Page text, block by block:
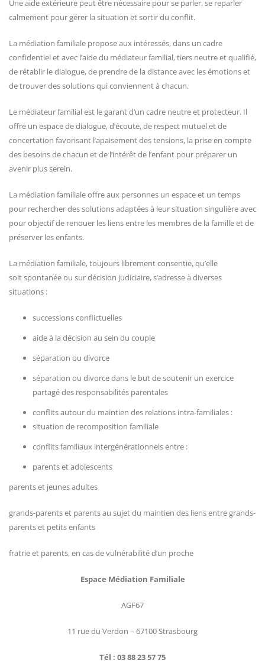
Une aide extérieure peut être nécessaire pour se parler, se reparler
calmement pour gérer la situation et sortir du conflit.
La médiation familiale propose aux intéressés, dans un cadre
confidentiel et avec l’aide du médiateur familial, tiers neutre et qualifié,
de rétablir le dialogue, de prendre de la distance avec les émotions et
de trouver des solutions qui conviennent à chacun.
Le médiateur familial est le garant d’un cadre neutre et protecteur. Il
offre un espace de dialogue, d’écoute, de respect mutuel et de
concertation favorisant l’apaisement des tensions, la prise en compte
des besoins de chacun et de l’intérêt de l’enfant pour préparer un
avenir plus serein.
La médiation familiale offre aux personnes un espace et un temps
pour rechercher des solutions adaptées à leur situation singulière avec
pour objectif de renouer les liens entre les membres de la famille et de
préserver les enfants.
La médiation familiale, toujours librement consentie, qu’elle
soit spontanée ou sur décision judiciaire, s’adresse à diverses
situations :
successions conflictuelles
aide à la décision au sein du couple
séparation ou divorce
séparation ou divorce dans le but de soutenir un exercice
partagé des responsabilités parentales
conflits autour du maintien des relations intra-familiales :
situation de recomposition familiale
conflits familiaux intergénérationnels entre :
parents et adolescents
parents et jeunes adultes
grands-parents et parents au sujet du maintien des liens entre grands-
parents et petits enfants
fratrie et parents, en cas de vulnérabilité d’un proche
Espace Médiation Familiale
AGF67
11 rue du Verdon – 67100 Strasbourg
Tél : 03 88 23 57 75